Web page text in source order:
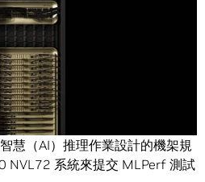
的最新 MLPerf Inference V5.0
平台創下多項紀錄，這也是
慧（AI）推理作業設計的機架規
NVL72 系統來提交 MLPerf 測試